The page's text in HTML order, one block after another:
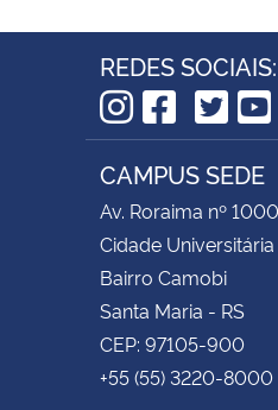
REDES SOCIAIS:
Instagram
CAMPUS SEDE
Av. Roraima nº 1000
Cidade Universitária
Bairro Camobi
Santa Maria - RS
CEP: 97105-900
+55 (55) 3220-8000